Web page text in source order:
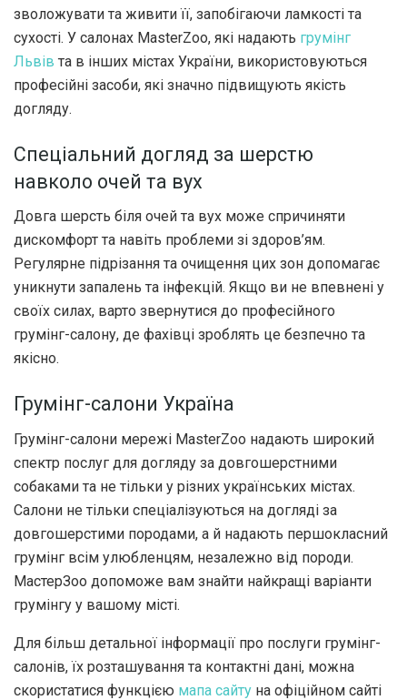
зволожувати та живити її, запобігаючи ламкості та
сухості. У салонах MasterZoo, які надають грумінг
Львів та в інших містах України, використовуються
професійні засоби, які значно підвищують якість
догляду.
Спеціальний догляд за шерстю
навколо очей та вух
Довга шерсть біля очей та вух може спричиняти
дискомфорт та навіть проблеми зі здоров’ям.
Регулярне підрізання та очищення цих зон допомагає
уникнути запалень та інфекцій. Якщо ви не впевнені у
своїх силах, варто звернутися до професійного
грумінг-салону, де фахівці зроблять це безпечно та
якісно.
Грумінг-салони Україна
Грумінг-салони мережі MasterZoo надають широкий
спектр послуг для догляду за довгошерстними
собаками та не тільки у різних українських містах.
Салони не тільки спеціалізуються на догляді за
довгошерстими породами, а й надають першокласний
грумінг всім улюбленцям, незалежно від породи.
МастерЗоо допоможе вам знайти найкращі варіанти
грумінгу у вашому місті.
Для більш детальної інформації про послуги грумінг-
салонів, їх розташування та контактні дані, можна
скористатися функцією мапа сайту на офіційном сайті